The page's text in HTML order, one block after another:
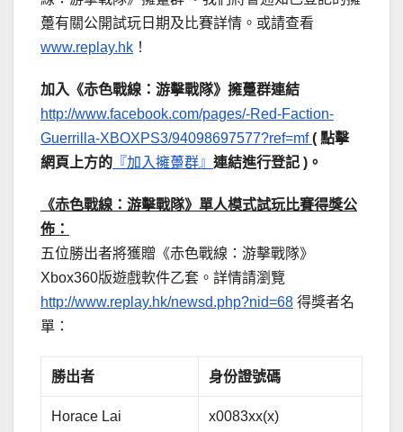
躉有關公開試玩日期及比賽詳情。或請查看
www.replay.hk ！
加入《赤色戰線：游擊戰隊》擁躉群連結
http://www.facebook.com/pages/-Red-Faction-
Guerrilla-XBOXPS3/94098697577?ref=mf( 點擊
網頁上方的 『加入擁躉群』 連結進行登記 )。
《赤色戰線：游擊戰隊》單人模式試玩比賽得獎公
佈：
五位勝出者將獲贈《赤色戰線：游擊戰隊》
Xbox360版遊戲軟件乙套。詳情請瀏覽
http://www.replay.hk/newsd.php?nid=68 得獎者名
單：
勝出者 身份證號碼
Horace Lai x0083xx(x)